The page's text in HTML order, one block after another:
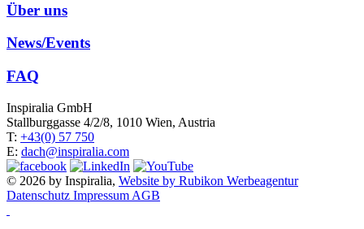
Über uns
News/Events
FAQ
Inspiralia GmbH
Stallburggasse 4/2/8, 1010 Wien, Austria
T: +43(0) 57 750
E: dach@inspiralia.com
© 2026 by Inspiralia, Website by Rubikon Werbeagentur
Datenschutz Impressum AGB